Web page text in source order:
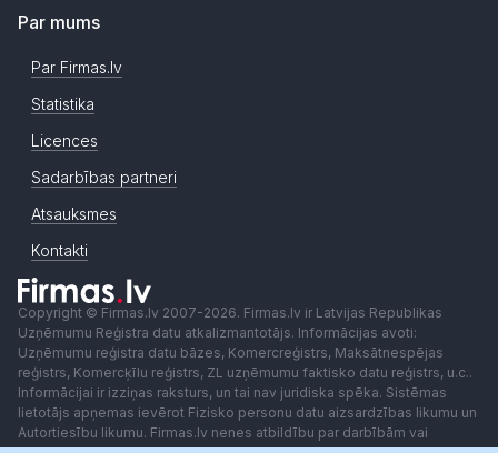
Par mums
Par Firmas.lv
Statistika
Licences
Sadarbības partneri
Atsauksmes
Kontakti
Copyright © Firmas.lv 2007-2026. Firmas.lv ir Latvijas Republikas
Uzņēmumu Reģistra datu atkalizmantotājs. Informācijas avoti:
Uzņēmumu reģistra datu bāzes, Komercreģistrs, Maksātnespējas
reģistrs, Komercķīlu reģistrs, ZL uzņēmumu faktisko datu reģistrs, u.c..
Informācijai ir izziņas raksturs, un tai nav juridiska spēka. Sistēmas
lietotājs apņemas ievērot Fizisko personu datu aizsardzības likumu un
Autortiesību likumu. Firmas.lv nenes atbildību par darbībām vai